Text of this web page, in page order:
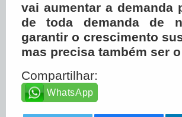
vai aumentar a demanda
de toda demanda de
garantir o crescimento
mas precisa também ser
Compartilhar:
WhatsApp